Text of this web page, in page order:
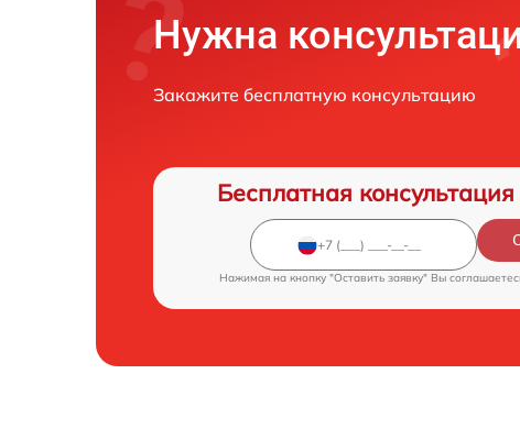
Нужна
Закажите бесплатную консультацию
Бесплатная
Нажимая на кнопку "Оставить заявку" Вы